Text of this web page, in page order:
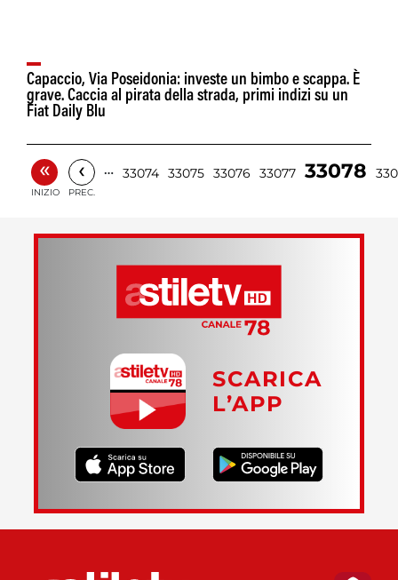
Capaccio, Via Poseidonia: investe un bimbo e scappa. È
grave. Caccia al pirata della strada, primi indizi su un
Fiat Daily Blu
«
INIZIO
‹
PREC.
… 33074 33075 33076 33077 33078
SCARICA
L’APP